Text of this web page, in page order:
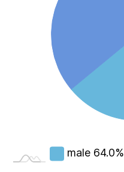
male 64.0%